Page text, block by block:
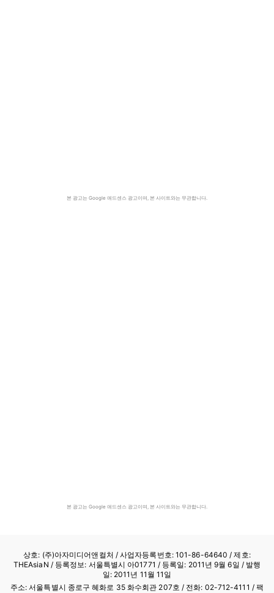
본 광고는 Google 애드센스 광고이며, 본 사이트와는 무관합니다.
본 광고는 Google 애드센스 광고이며, 본 사이트와는 무관합니다.
상호: (주)아자미디어앤컬처 /사업자등록번호: 101-86-64640 / 제호:
THEAsiaN / 등록정보: 서울특별시 아01771 / 등록일: 2011년 9월 6일 / 발행
일: 2011년 11월 11일
주소: 서울특별시 종로구 혜화로 35 화수회관 207호 / 전화: 02-712-4111 / 팩